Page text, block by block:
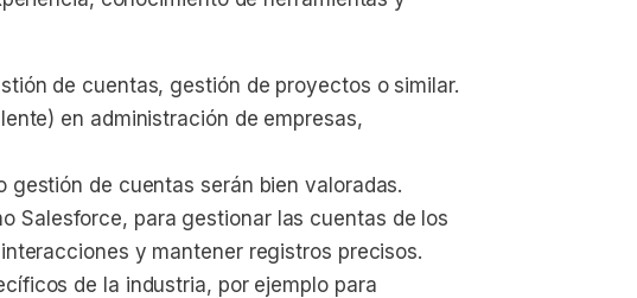
de cuentas, gestión de proyectos o similar.
en administración de empresas,
de cuentas serán bien valoradas.
Salesforce, para gestionar las cuentas de los
y mantener registros precisos.
de la industria, por ejemplo para